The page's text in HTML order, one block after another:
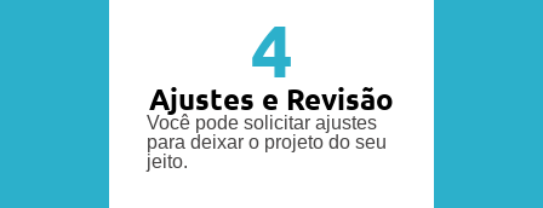
4
Ajustes e Revisão
Você pode solicitar ajustes
para deixar o projeto do seu
jeito.